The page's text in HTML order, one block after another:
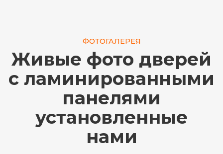
ФОТОГАЛЕРЕЯ
Живые фото дверей
с ламинированными
панелями
установленные
нами